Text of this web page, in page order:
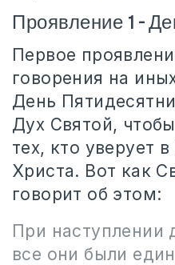
Проявление 1 –
Первое
говорения на
День
Дух Святой,
тех, кто уверует
Христа. Вот как
говорит об этом:
При наступлении
все они были